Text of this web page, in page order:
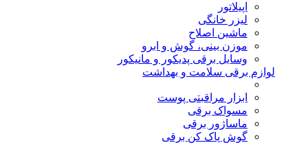
اپیلاتور
لیزر خانگی
ماشین اصلاح
موزن بینی، گوش و ابرو
وسایل برقی پدیکور و مانیکور
لوازم برقی سلامت و بهداشت
ابزار مراقبتی پوست
مسواک برقی
ماساژور برقی
گوش پاک کن برقی